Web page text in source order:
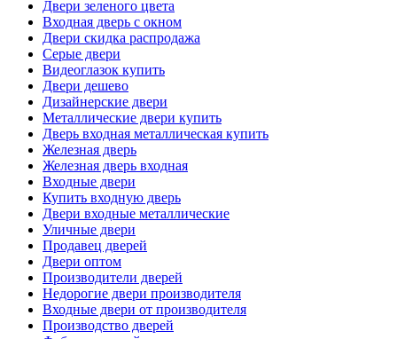
Двери зеленого цвета
Входная дверь с окном
Двери скидка распродажа
Серые двери
Видеоглазок купить
Двери дешево
Дизайнерские двери
Металлические двери купить
Дверь входная металлическая купить
Железная дверь
Железная дверь входная
Входные двери
Купить входную дверь
Двери входные металлические
Уличные двери
Продавец дверей
Двери оптом
Производители дверей
Недорогие двери производителя
Входные двери от производителя
Производство дверей